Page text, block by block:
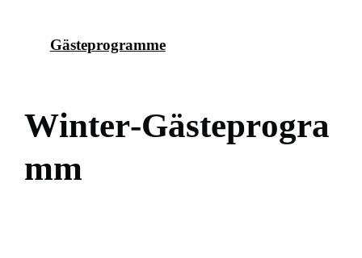
Gästeprogramme
Winter-Gästeprogra
mm